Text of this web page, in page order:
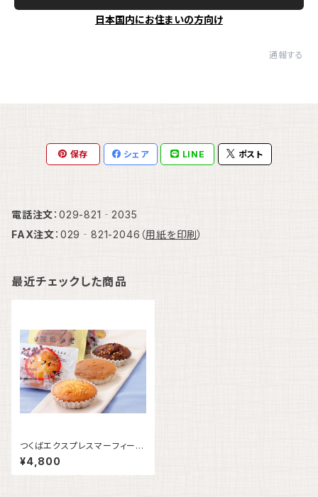
日本国内にお住まいの方向け
通報する
保存 シェア LINE ポスト
電話注文：029-821‐2035
FAX注文：029‐821-2046（用紙を印刷）
最近チェックした商品
つくばエクスプレスマーフィー
20個入
¥4,800